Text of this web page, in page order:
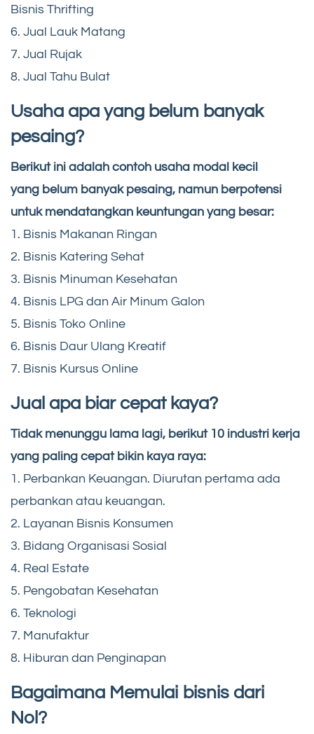
Bisnis Thrifting
6. Jual Lauk Matang
7. Jual Rujak
8. Jual Tahu Bulat
Usaha apa yang belum banyak
pesaing?
Berikut ini adalah contoh usaha modal kecil
yang belum banyak pesaing, namun berpotensi
untuk mendatangkan keuntungan yang besar:
1. Bisnis Makanan Ringan
2. Bisnis Katering Sehat
3. Bisnis Minuman Kesehatan
4. Bisnis LPG dan Air Minum Galon
5. Bisnis Toko Online
6. Bisnis Daur Ulang Kreatif
7. Bisnis Kursus Online
Jual apa biar cepat kaya?
Tidak menunggu lama lagi, berikut 10 industri kerja
yang paling cepat bikin kaya raya:
1. Perbankan Keuangan. Diurutan pertama ada
perbankan atau keuangan.
2. Layanan Bisnis Konsumen
3. Bidang Organisasi Sosial
4. Real Estate
5. Pengobatan Kesehatan
6. Teknologi
7. Manufaktur
8. Hiburan dan Penginapan
Bagaimana Memulai bisnis dari
Nol?